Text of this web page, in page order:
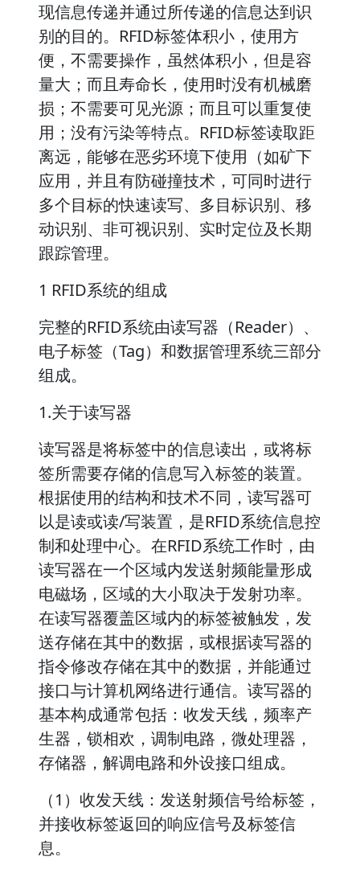
现信息传递并通过所传递的信息达到识
别的目的。RFID标签体积小，使用方
便，不需要操作，虽然体积小，但是容
量大；而且寿命长，使用时没有机械磨
损；不需要可见光源；而且可以重复使
用；没有污染等特点。RFID标签读取距
离远，能够在恶劣环境下使用（如矿下
应用，并且有防碰撞技术，可同时进行
多个目标的快速读写、多目标识别、移
动识别、非可视识别、实时定位及长期
跟踪管理。
1 RFID系统的组成
完整的RFID系统由读写器（Reader）、
电子标签（Tag）和数据管理系统三部分
组成。
1.关于读写器
读写器是将标签中的信息读出，或将标
签所需要存储的信息写入标签的装置。
根据使用的结构和技术不同，读写器可
以是读或读/写装置，是RFID系统信息控
制和处理中心。在RFID系统工作时，由
读写器在一个区域内发送射频能量形成
电磁场，区域的大小取决于发射功率。
在读写器覆盖区域内的标签被触发，发
送存储在其中的数据，或根据读写器的
指令修改存储在其中的数据，并能通过
接口与计算机网络进行通信。读写器的
基本构成通常包括：收发天线，频率产
生器，锁相欢，调制电路，微处理器，
存储器，解调电路和外设接口组成。
（1）收发天线：发送射频信号给标签，
并接收标签返回的响应信号及标签信
息。